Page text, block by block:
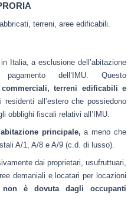
terreni, aree edificabili.
Italia, a esclusione dell’abitazione
dell’IMU. Questo
terreni edificabili e
i residenti all’estero che possiedono
obblighi fiscali relativi all’IMU.
principale, a meno che
A/1, A/8 e A/9 (c.d. di lusso).
dai proprietari, usufruttuari,
demaniali e locatari per locazioni
non è dovuta dagli occupanti